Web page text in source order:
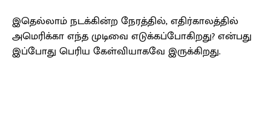
இதெல்லாம் நடக்கின்ற நேரத்தில், எதிர்காலத்தில்
அமெரிக்கா எந்த முடிவை எடுக்கப்போகிறது? என்பது
இப்போது பெரிய கேள்வியாகவே இருக்கிறது.